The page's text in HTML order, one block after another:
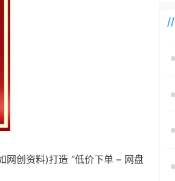
创资料)打造 “低价下单 – 网盘